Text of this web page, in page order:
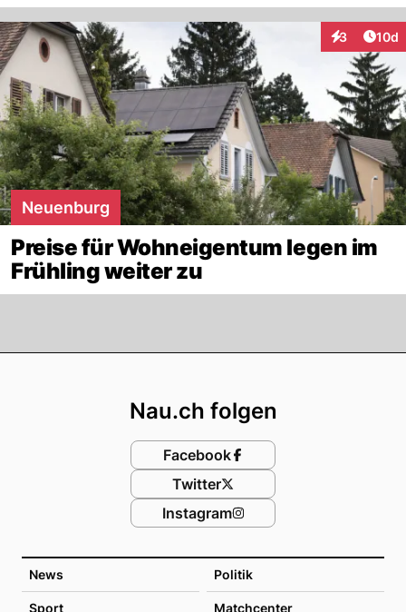
3
Interaktionen
10d
Neuenburg
Preise für Wohneigentum legen im
Frühling weiter zu
News Politik
Sport Matchcenter
Nau.ch folgen
Facebook
Twitter
Instagram